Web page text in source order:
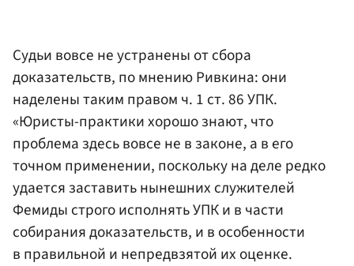
Судьи вовсе не устранены от сбора
доказательств, по мнению Ривкина: они
наделены таким правом ч. 1 ст. 86 УПК.
«Юристы-практики хорошо знают, что
проблема здесь вовсе не в законе, а в его
точном применении, поскольку на деле редко
удается заставить нынешних служителей
Фемиды строго исполнять УПК и в части
собирания доказательств, и в особенности
в правильной и непредвзятой их оценке.